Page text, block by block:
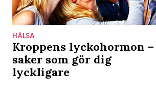
HÄLSA
Kroppens lyckohormon –
saker som gör dig
lyckligare